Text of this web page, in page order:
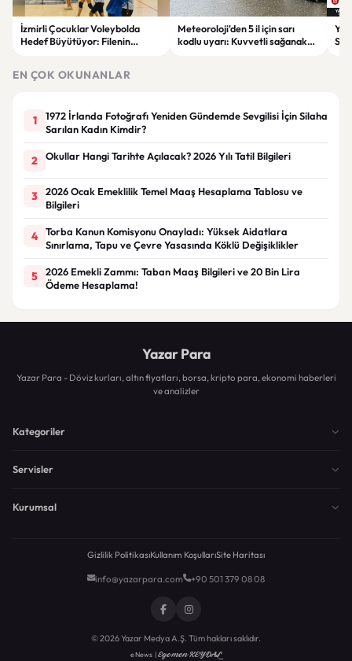
İzmirli Çocuklar Voleybolda
Hedef Büyütüyor: Filenin
Meteoroloji'den 5 il için sarı
kodlu uyarı: Kuvvetli sağanak
EN ÇOK OKUNANLAR
1
1972 İrlanda Fotoğrafı Yeniden Gündemde Sevgilisi İçin Silaha
Sarılan Kadın Kimdir?
2 Okullar Hangi Tarihte Açılacak? 2026 Yılı Tatil Bilgileri
3
2026 Ocak Emeklilik Temel Maaş Hesaplama Tablosu ve
Bilgileri
4
Torba Kanun Komisyonu Onayladı: Yüksek Aidatlara
Sınırlama, Tapu ve Çevre Yasasında Köklü Değişiklikler
5
2026 Emekli Zammı: Taban Maaş Bilgileri ve 20 Bin Lira
Ödeme Hesaplama!
Yazar Para
Yazar Para - Döviz kurları, altın fiyatları, borsa, kripto para, ekonomi haberleri
ve analizler
Kategoriler
Servisler
Kurumsal
Gizlilik PolitikasıKullanım KoşullarıSite Haritası
info@yazarpara.com +90 501 379 08 08
© 2026 Yazar Medya A.Ş. Tüm hakları saklıdır.
eNews |Egemen KEYDAL